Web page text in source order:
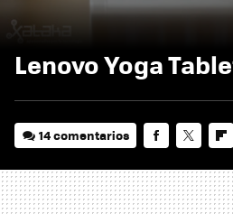
Lenovo Yoga
14 comentarios